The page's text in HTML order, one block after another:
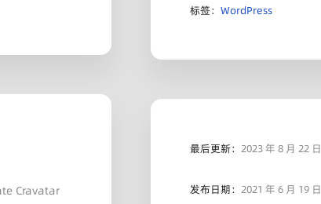
Cravatar
标签： WordPress
最后更新： 2023 年 8 月 22 日
发布日期： 2021 年 6 月 19 日